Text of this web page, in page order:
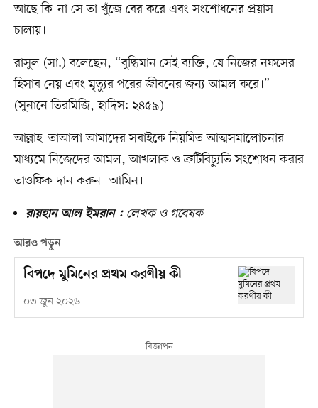
আছে কি-না সে তা খুঁজে বের করে এবং সংশোধনের প্রয়াস
চালায়।
রাসুল (সা.) বলেছেন, “বুদ্ধিমান সেই ব্যক্তি, যে নিজের নফসের
হিসাব নেয় এবং মৃত্যুর পরের জীবনের জন্য আমল করে।”
(সুনানে তিরমিজি, হাদিস: ২৪৫৯)
আল্লাহ–তাআলা আমাদের সবাইকে নিয়মিত আত্মসমালোচনার
মাধ্যমে নিজেদের আমল, আখলাক ও ত্রুটিবিচ্যুতি সংশোধন করার
তাওফিক দান করুন। আমিন।
রায়হান আল ইমরান :লেখক ও গবেষক
আরও পড়ুন
বিপদে মুমিনের প্রথম করণীয় কী
০৩ জুন ২০২৬